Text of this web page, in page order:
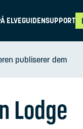
ELVEGUIDENSUPPORT
publiserer dem
Lodge